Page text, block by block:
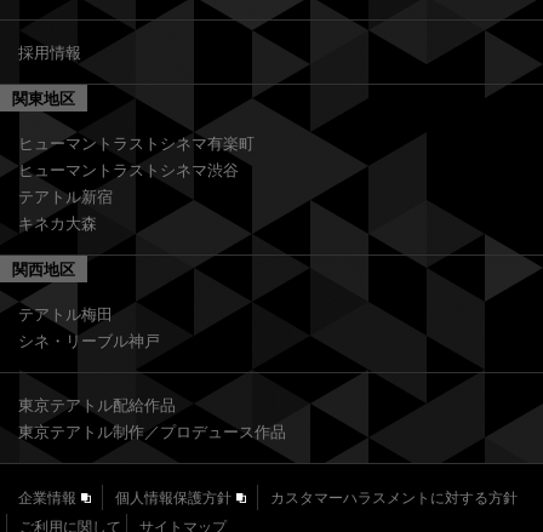
採用情報
関東地区
ヒューマントラストシネマ有楽町
ヒューマントラストシネマ渋谷
テアトル新宿
キネカ大森
関西地区
テアトル梅田
シネ・リーブル神戸
東京テアトル配給作品
東京テアトル制作／プロデュース作品
企業情報 個人情報保護方針
カスタマーハラスメントに対する方針
ご利用に関して
サイトマップ